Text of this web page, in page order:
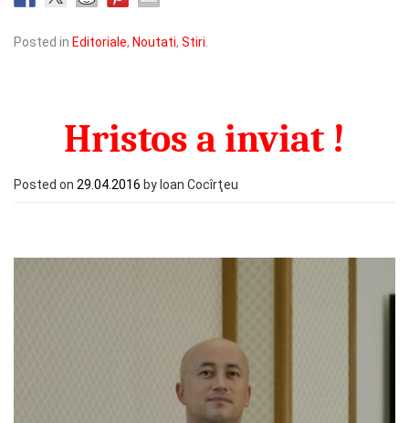
Posted in Editoriale, Noutati, Stiri
Hristos a inviat !
Posted on 29.04.2016 by Ioan Cocîrţeu